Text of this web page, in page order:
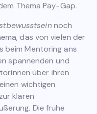
Thema Pay-Gap.
noch
das von vielen der
beim Mentoring ans
spannenden und
über ihren
wichtigen
klaren
Die frühe